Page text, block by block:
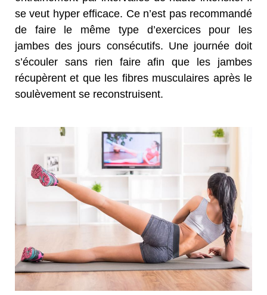
se veut hyper efficace. Ce n’est pas recommandé
de faire le même type d’exercices pour les
jambes des jours consécutifs. Une journée doit
s’écouler sans rien faire afin que les jambes
récupèrent et que les fibres musculaires après le
soulèvement se reconstruisent.